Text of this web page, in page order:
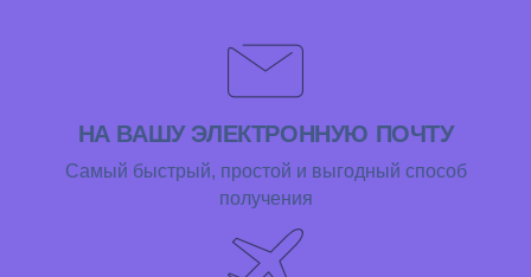
НА ВАШУ ЭЛЕКТРОННУЮ ПОЧТУ
Самый быстрый, простой и выгодный способ
получения